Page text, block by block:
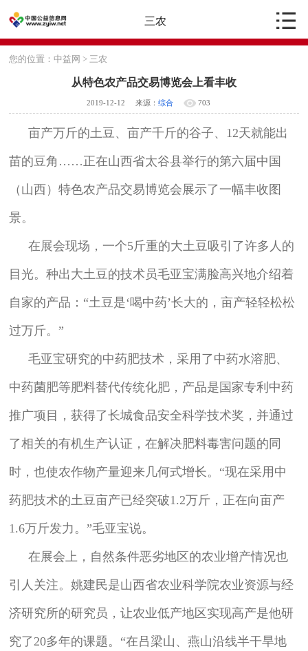
三农
您的位置：中益网 > 三农
从特色农产品交易博览会上看丰收
2019-12-12 来源：综合 703
亩产万斤的土豆、亩产千斤的谷子、12天就能出
苗的豆角……正在山西省太谷县举行的第六届中国
（山西）特色农产品交易博览会展示了一幅丰收图
景。
在展会现场，一个5斤重的大土豆吸引了许多人的
目光。种出大土豆的技术员毛亚宝满脸高兴地介绍着
自家的产品：“土豆是‘喝中药’长大的，亩产轻轻松松
过万斤。”
毛亚宝研究的中药肥技术，采用了中药水溶肥、
中药菌肥等肥料替代传统化肥，产品是国家专利中药
推广项目，获得了长城食品安全科学技术奖，并通过
了相关的有机生产认证，在解决肥料毒害问题的同
时，也使农作物产量迎来几何式增长。“现在采用中
药肥技术的土豆亩产已经突破1.2万斤，正在向亩产
1.6万斤发力。”毛亚宝说。
在展会上，自然条件恶劣地区的农业增产情况也
引人关注。姚建民是山西省农业科学院农业资源与经
济研究所的研究员，让农业低产地区实现高产是他研
究了20多年的课题。“在吕梁山、燕山沿线半干旱地